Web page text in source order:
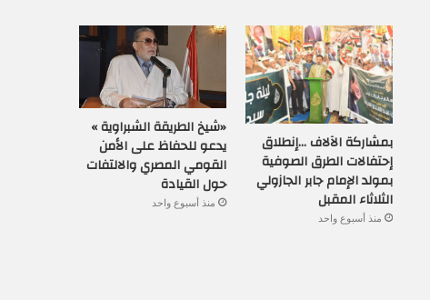
بمشاركة الآلاف …إنطلاق
إحتفالات الطرق الصوفية
بمولد الإمام جابر الجازولي
الثلاثاء المقبل
منذ أسبوع واحد
«شيخ الطريقة الشبراوية »
يدعو للحفاظ على الأمن
القومي المصري والالتفات
حول القيادة
منذ أسبوع واحد